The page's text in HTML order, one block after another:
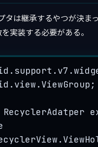
タは継承するやつが決
実装する必要がある。
. support . v7 .
. view . ViewGroup ;
RecyclerAdatper
.